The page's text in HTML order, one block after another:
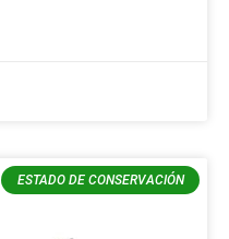
ESTADO DE CONSERVACIÓN